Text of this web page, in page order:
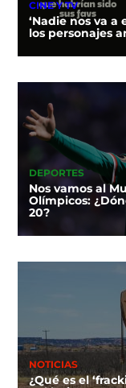
CINE Y TV
‘Nadie nos va a
los personajes
DEPORTES
Nos vamos al
Olímpicos:
20?
NOTICIAS
¿Qué es el